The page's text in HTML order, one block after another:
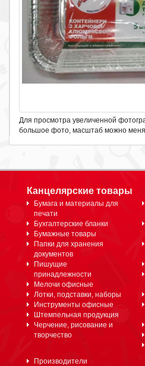
Для просмотра увеличенной
большое фото, масштаб можно
Канцелярские товары
Бумага и материалы для
печати
Бухгалтерские бланки
Бумажные товары
Папки для хранения
документов
Пишущие
принадлежности
Мелочи офисные
Лотки, подставки, наборы
Инструменты офисные
Штемпельная продукция
Черчение, рисование и
творчество
Производители